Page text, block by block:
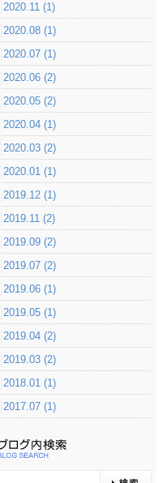
2020.11 (1)
2020.08 (1)
2020.07 (1)
2020.06 (2)
2020.05 (2)
2020.04 (1)
2020.03 (2)
2020.01 (1)
2019.12 (1)
2019.11 (2)
2019.09 (2)
2019.07 (2)
2019.06 (1)
2019.05 (1)
2019.04 (2)
2019.03 (2)
2018.01 (1)
2017.07 (1)